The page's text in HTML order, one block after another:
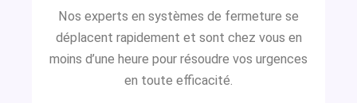
Nos experts en systèmes de fermeture se
déplacent rapidement et sont chez vous en
moins d’une heure pour résoudre vos urgences
en toute efficacité.